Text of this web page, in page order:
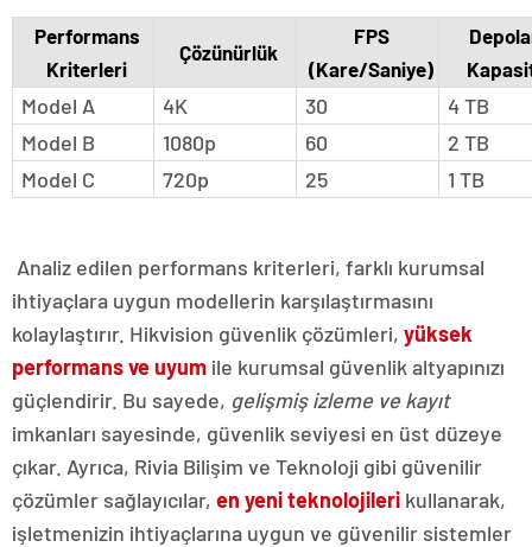
Performans
Kriterleri
Çözünürlük
FPS
(Kare/Saniye)
Model A 4K 30
4 TB
Model B
1080p 60
2 TB
Model C
720p 25 1 TB
Analiz edilen performans kriterleri, farklı kurumsal
ihtiyaçlara uygun modellerin karşılaştırmasını
kolaylaştırır. Hikvision güvenlik çözümleri, yüksek
performans ve uyum ile kurumsal güvenlik altyapınızı
güçlendirir. Bu sayede, gelişmiş izleme ve kayıt
imkanları sayesinde, güvenlik seviyesi en üst düzeye
çıkar. Ayrıca, Rivia Bilişim ve Teknoloji gibi güvenilir
çözümler sağlayıcılar, en yeni teknolojileri kullanarak,
işletmenizin ihtiyaçlarına uygun ve güvenilir sistemler